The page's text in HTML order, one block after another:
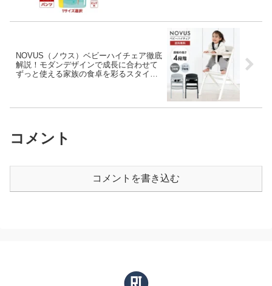
NOVUS（ノウス）ベビーハイチェア徹底
解説！モダンデザインで成長に合わせて
ずっと使える家族の食卓を彩るスタイリ
コメント
コメントを書き込む